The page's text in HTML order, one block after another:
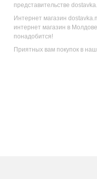
представительстве
Интернет магазин
интернет магазин в
понадобится!
Приятных вам покупок в